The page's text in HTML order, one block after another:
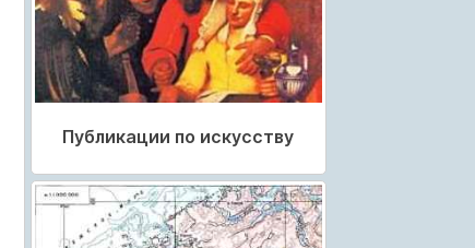
Публикации по искусству